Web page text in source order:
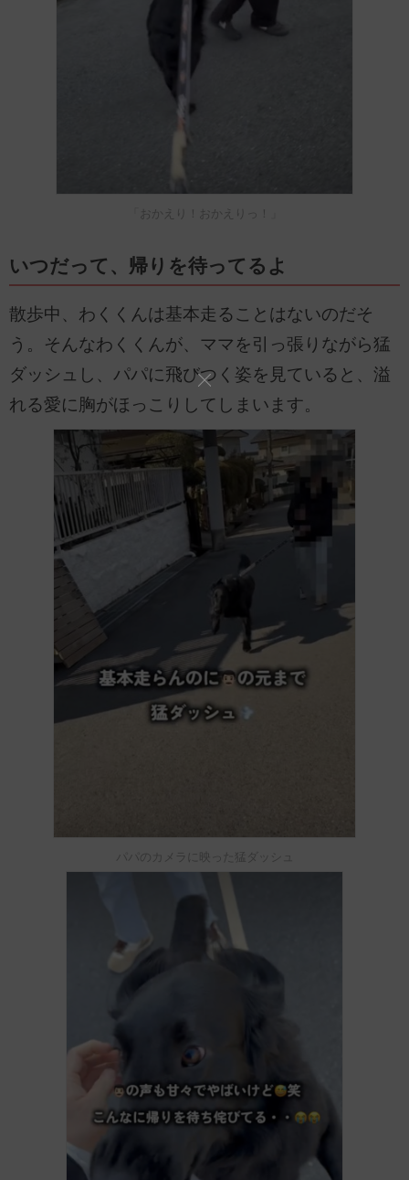
「おかえり！おかえりっ！」
いつだって、帰りを待ってるよ
散歩中、わくくんは基本走ることはないのだそ
う。そんなわくくんが、ママを引っ張りながら猛
ダッシュし、パパに飛びつく姿を見ていると、溢
れる愛に胸がほっこりしてしまいます。
パパのカメラに映った猛ダッシュ